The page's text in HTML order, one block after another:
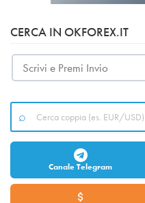
CERCA IN OKFOREX.IT
Canale Telegram